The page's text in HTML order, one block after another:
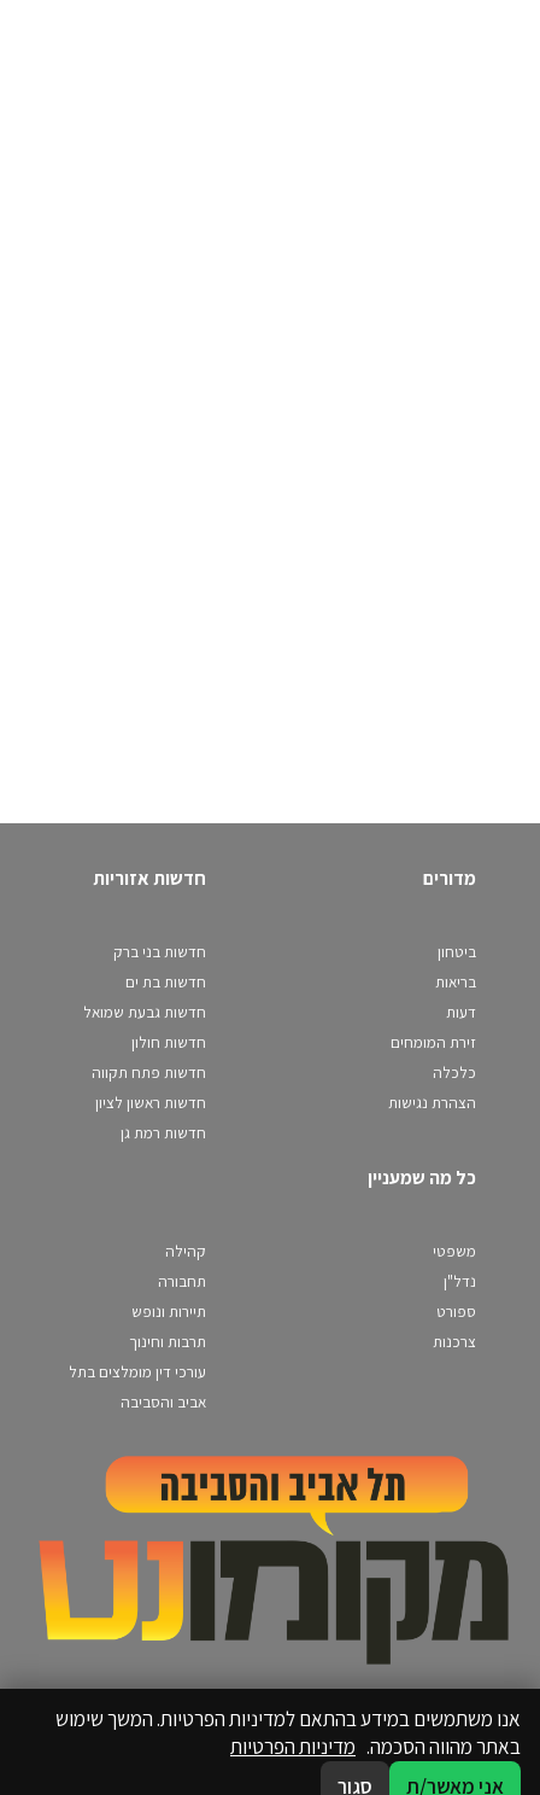
מדורים
ביטחון
בריאות
דעות
זירת המומחים
כלכלה
הצהרת נגישות
חדשות אזוריות
חדשות בני ברק
חדשות בת ים
חדשות גבעת שמואל
חדשות חולון
חדשות פתח תקווה
חדשות ראשון לציון
חדשות רמת גן
כל מה שמעניין
משפטי
נדל"ן
ספורט
צרכנות
קהילה
תחבורה
תיירות ונופש
תרבות וחינוך
עורכי דין מומלצים בתל
אביב והסביבה
אנו משתמשים במידע בהתאם למדיניות הפרטיות. המשך שימוש
באתר מהווה הסכמה. מדיניות הפרטיות
אני מאשר/ת
סגור